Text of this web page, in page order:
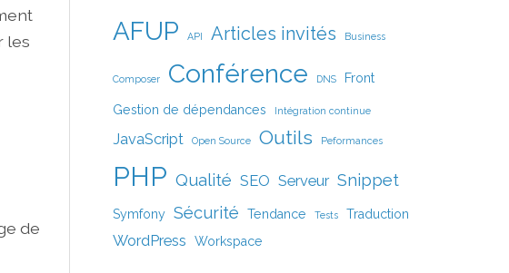
les
de
AFUP API Articles invités Business
Composer Conférence DNS Front
Gestion de dépendances Intégration continue
JavaScript Open Source Outils Peformances
PHP Qualité SEO Serveur Snippet
Symfony Sécurité Tendance Tests Traduction
WordPress Workspace